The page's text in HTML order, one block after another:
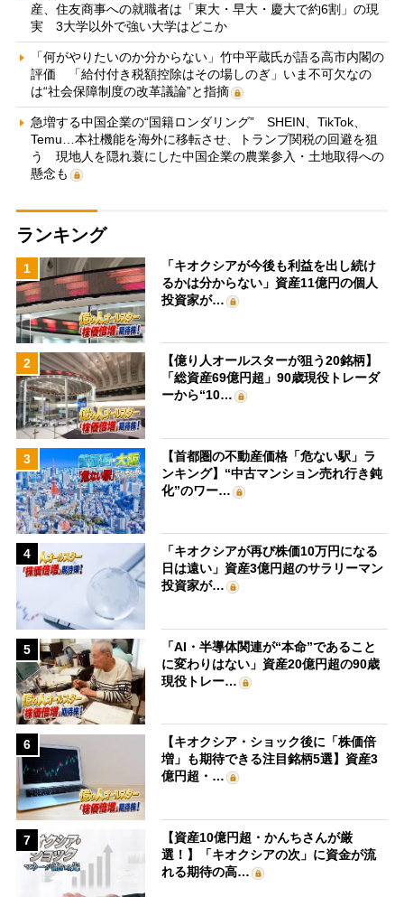
産、住友商事への就職者は「東大・早大・慶大で約6割」の現
実 3大学以外で強い大学はどこか
「何がやりたいのか分からない」竹中平蔵氏が語る高市内閣の
評価 「給付付き税額控除はその場しのぎ」いま不可欠なの
は“社会保障制度の改革議論”と指摘
急増する中国企業の“国籍ロンダリング” SHEIN、TikTok、
Temu…本社機能を海外に移転させ、トランプ関税の回避を狙
う 現地人を隠れ蓑にした中国企業の農業参入・土地取得への
懸念も
ランキング
1
「キオクシアが今後も利益を出し続け
るかは分からない」資産11億円の個人
投資家が…
2
【億り人オールスターが狙う20銘柄】
「総資産69億円超」90歳現役トレーダ
ーから“10…
3
【首都圏の不動産価格「危ない駅」ラ
ンキング】“中古マンション売れ行き鈍
化”のワー…
4
「キオクシアが再び株価10万円になる
日は遠い」資産3億円超のサラリーマン
投資家が…
5
「AI・半導体関連が“本命”であること
に変わりはない」資産20億円超の90歳
現役トレー…
6
【キオクシア・ショック後に「株価倍
増」も期待できる注目銘柄5選】資産3
億円超・…
7
【資産10億円超・かんちさんが厳
選！】「キオクシアの次」に資金が流
れる期待の高…